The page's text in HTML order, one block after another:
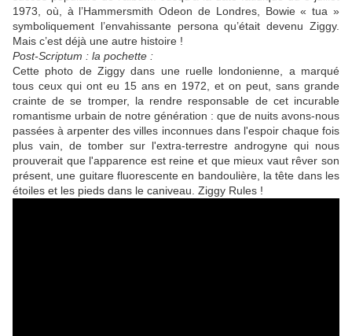
1973, où, à l’Hammersmith Odeon de Londres, Bowie« tua »
symboliquement l’envahissante persona qu’était devenu Ziggy.
Mais c’est déjà une autre histoire !
Post-Scriptum : la pochette :
Cette photo de Ziggy dans une ruelle londonienne, a marqué
tous ceux qui ont eu 15 ans en 1972, et on peut, sans grande
crainte de se tromper, la rendre responsable de cet incurable
romantisme urbain de notre génération : que de nuits avons-nous
passées à arpenter des villes inconnues dans l'espoir chaque fois
plus vain, de tomber sur l'extra-terrestre androgyne qui nous
prouverait que l'apparence est reine et que mieux vaut rêver son
présent, une guitare fluorescente en bandoulière, la tête dans les
étoiles et les pieds dans le caniveau. Ziggy Rules !